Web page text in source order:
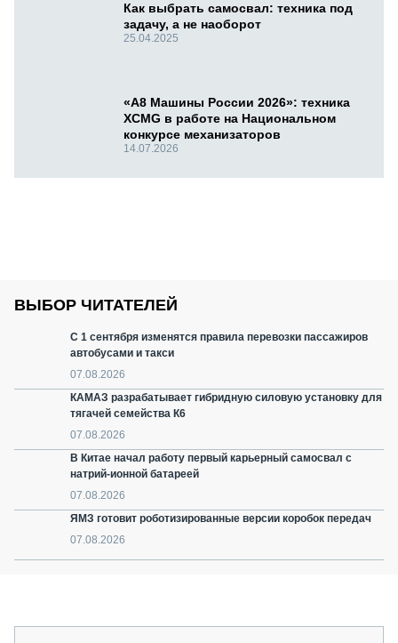
Как выбрать самосвал: техника под
задачу, а не наоборот
25.04.2025
«А8 Машины России 2026»: техника
XCMG в работе на Национальном
конкурсе механизаторов
14.07.2026
ВЫБОР ЧИТАТЕЛЕЙ
С 1 сентября изменятся правила перевозки пассажиров
автобусами и такси
07.08.2026
КАМАЗ разрабатывает гибридную силовую установку для
тягачей семейства К6
07.08.2026
В Китае начал работу первый карьерный самосвал с
натрий-ионной батареей
07.08.2026
ЯМЗ готовит роботизированные версии коробок передач
07.08.2026